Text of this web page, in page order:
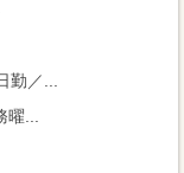
勤／...
...